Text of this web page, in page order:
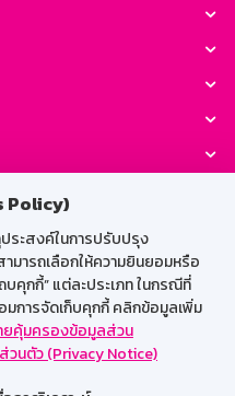
Policy)
ประสงค์ในการปรับปรุง
มารถเลือกให้ความยินยอมหรือ
คุกกี้” แต่ละประเภท ในกรณีที่
มการจัดเก็บคุกกี้ คลิกข้อมูลเพิ่ม
ยคุ้มครองข้อมูลส่วน
วนตัว (Privacy Notice)
งาน
M-Search
ตเมล